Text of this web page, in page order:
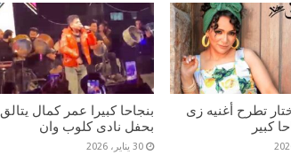
تطرح أغنيه زى
كبير
بنجاحا كبيرا عمر كمال يتالق
بحفل نادى كلوب وان
30 يناير، 2026